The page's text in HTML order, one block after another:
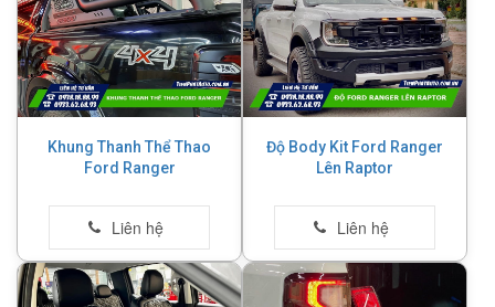
Khung Thanh Thể Thao
Ford Ranger
Độ Body Kit Ford Ranger
Lên Raptor